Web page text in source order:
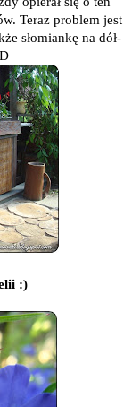
Teraz problem jest
słomiankę na dół-
:)